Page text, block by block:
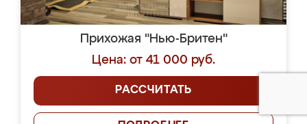
Прихожая "Нью-Бритен"
Цена: от 41 000 руб.
РАССЧИТАТЬ